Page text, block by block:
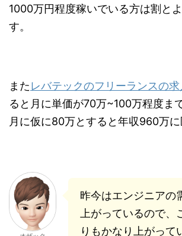
1000万円程度稼いでいる方は割と
す。
またレバテックのフリーランスの
ると月に単価が70万~100万程度ま
月に仮に80万とすると年収960万に
昨今はエンジニアの
上がっているので、
りもかなり上がって